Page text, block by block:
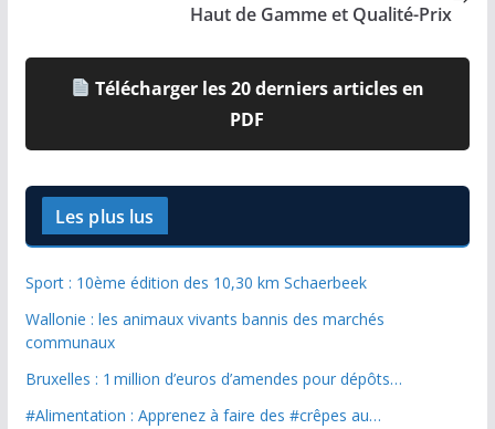
Haut de Gamme et Qualité-Prix
Télécharger les 20 derniers articles en
PDF
Les plus lus
Sport : 10ème édition des 10,30 km Schaerbeek
Wallonie : les animaux vivants bannis des marchés
communaux
Bruxelles : 1 million d’euros d’amendes pour dépôts…
#Alimentation : Apprenez à faire des #crêpes au…